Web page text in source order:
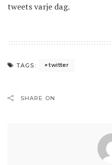
tweets varje dag.
TAGS: twitter
SHARE ON